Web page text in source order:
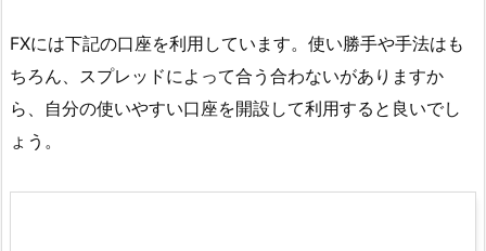
FXには下記の口座を利用しています。使い勝手や手法はも
ちろん、スプレッドによって合う合わないがありますか
ら、自分の使いやすい口座を開設して利用すると良いでし
ょう。